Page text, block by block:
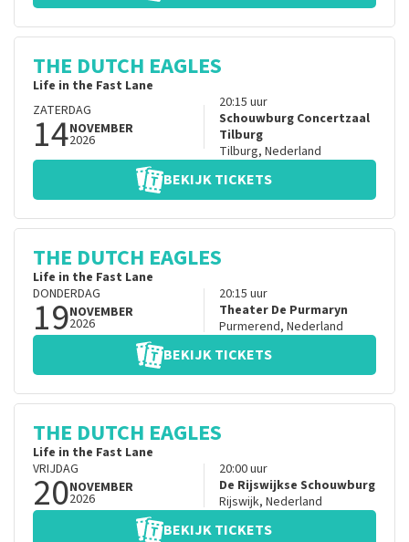
THE DUTCH EAGLES
Life in the Fast Lane
ZATERDAG
14NOVEMBER
2026
20:15 uur
Schouwburg Concertzaal
Tilburg
Tilburg, Nederland
BEKIJK TICKETS
THE DUTCH EAGLES
Life in the Fast Lane
DONDERDAG
19NOVEMBER
2026
20:15 uur
Theater De Purmaryn
Purmerend, Nederland
BEKIJK TICKETS
THE DUTCH EAGLES
Life in the Fast Lane
VRIJDAG
20NOVEMBER
2026
20:00uur
De Rijswijkse Schouwburg
Rijswijk, Nederland
BEKIJK TICKETS